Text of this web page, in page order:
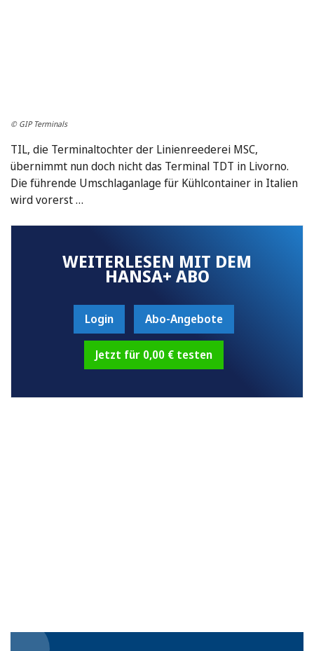
© GIP Terminals
TIL, die Terminaltochter der Linienreederei MSC,
übernimmt nun doch nicht das Terminal TDT in Livorno.
Die führende Umschlaganlage für Kühlcontainer in Italien
wird vorerst …
WEITERLESEN MIT DEM
HANSA+ ABO
Login Abo-Angebote
Jetzt für 0,00 € testen